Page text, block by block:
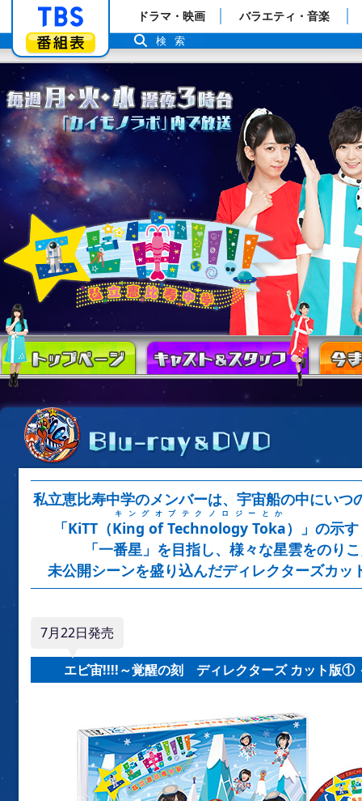
「TBSテレビ」トップページ
番組表
ドラマ・映画 バラエティ・音楽
検索
トップページ キャス
私立恵比寿中学のメンバーは、宇宙船の中にいつ
「KiTT（King of Technology Toka
キングオブテクノロジーとか
）」の示
「一番星」を目指し、様々な星雲をのり
未公開シーンを盛り込んだディレクターズカッ
7月22日発売
エビ宙!!!!～覚醒の刻 ディレクターズ カット版①